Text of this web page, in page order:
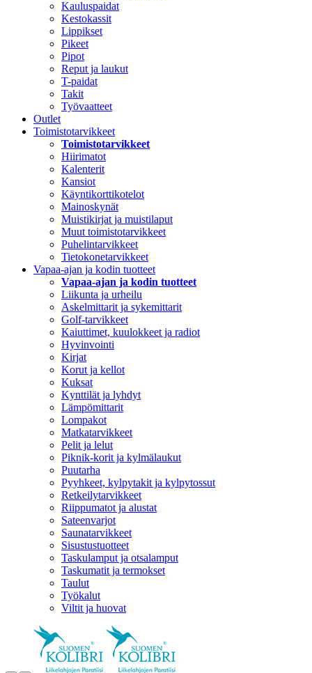
Kauluspaidat
Kestokassit
Lippikset
Pikeet
Pipot
Reput ja laukut
T-paidat
Takit
Työvaatteet
Outlet
Toimistotarvikkeet
Toimistotarvikkeet
Hiirimatot
Kalenterit
Kansiot
Käyntikorttikotelot
Mainoskynät
Muistikirjat ja muistilaput
Muut toimistotarvikkeet
Puhelintarvikkeet
Tietokonetarvikkeet
Vapaa-ajan ja kodin tuotteet
Vapaa-ajan ja kodin tuotteet
Liikunta ja urheilu
Askelmittarit ja sykemittarit
Golf-tarvikkeet
Kaiuttimet, kuulokkeet ja radiot
Hyvinvointi
Kirjat
Korut ja kellot
Kuksat
Kynttilät ja lyhdyt
Lämpömittarit
Lompakot
Matkatarvikkeet
Pelit ja lelut
Piknik-korit ja kylmälaukut
Puutarha
Pyyhkeet, kylpytakit ja kylpytossut
Retkeilytarvikkeet
Riippumatot ja alustat
Sateenvarjot
Saunatarvikkeet
Sisustustuotteet
Taskulamput ja otsalamput
Taskumatit ja termokset
Taulut
Työkalut
Viltit ja huovat